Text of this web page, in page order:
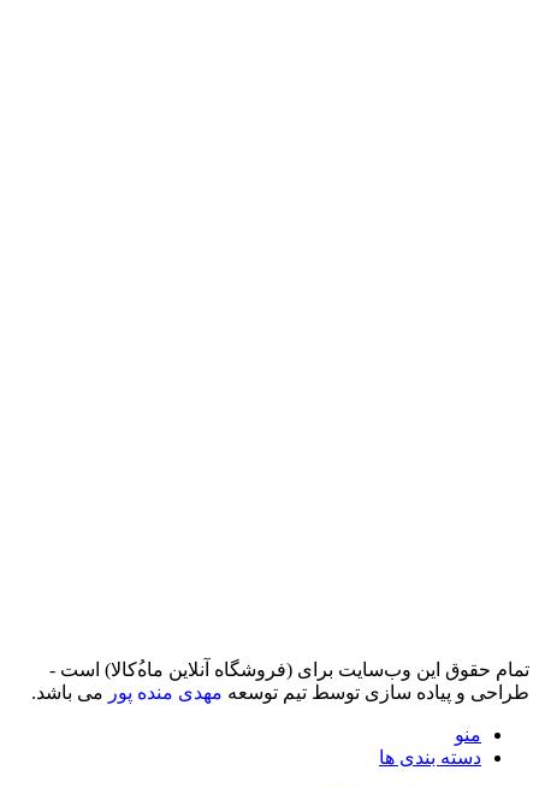
تمام حقوق اين وب‌سايت برای (فروشگاه آنلاین ماه‌‌‌‌‌‌ُکالا) است -
طراحی و پیاده سازی توسط تیم توسعه مهدی منده پور می باشد.
منو
دسته بندی ها